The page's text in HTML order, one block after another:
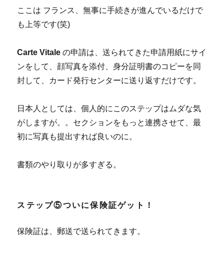
ここは フランス、無事に手続きが進んでいるだけで
も上等です(笑)
Carte Vitale の申請は、送られてきた申請用紙にサイ
ンをして、顔写真を添付、身分証明書のコピーを同
封して、カード発行センターに送り返すだけです。
日本人としては、個人的にこのステップはムダな気
がしますが。。セクションをもっと連携させて、最
初に写真も提出すれば良いのに。
書類のやり取りが多すぎる。
ステップ⑤ついに保険証ゲット！
保険証は、郵送で送られてきます。